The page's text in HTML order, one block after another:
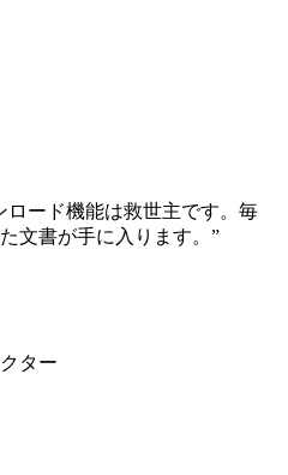
ロード機能は救世主です。毎
文書が手に入ります。 ”
ター